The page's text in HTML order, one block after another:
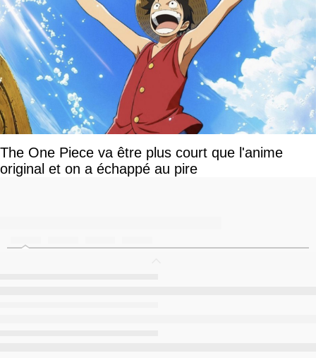
The One Piece va être plus court que l'anime
original et on a échappé au pire